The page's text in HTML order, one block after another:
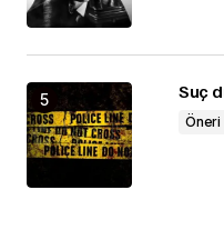
Suç
Öneri